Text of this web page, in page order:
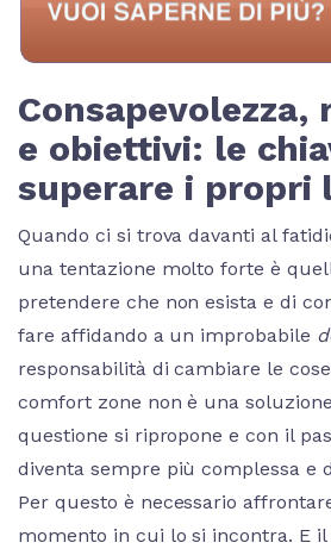
Consapevolezza,
e obiettivi: le
superare i propri
Quando ci si trova davanti al
una tentazione molto forte è
pretendere che non esista e di
fare affidando a un improbabile
responsabilità di cambiare le
comfort zone non è una
questione si ripropone e con il
diventa sempre più complessa e
Per questo è necessario
momento in cui lo si incontra. E il